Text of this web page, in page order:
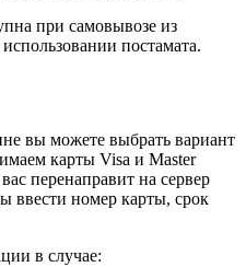
при самовывозе из
постамата.
вы можете выбрать вариант
карты Visa и Master
перенаправит на сервер
ввести номер карты, срок
в случае: